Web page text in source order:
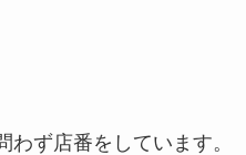
ず店番をしています。